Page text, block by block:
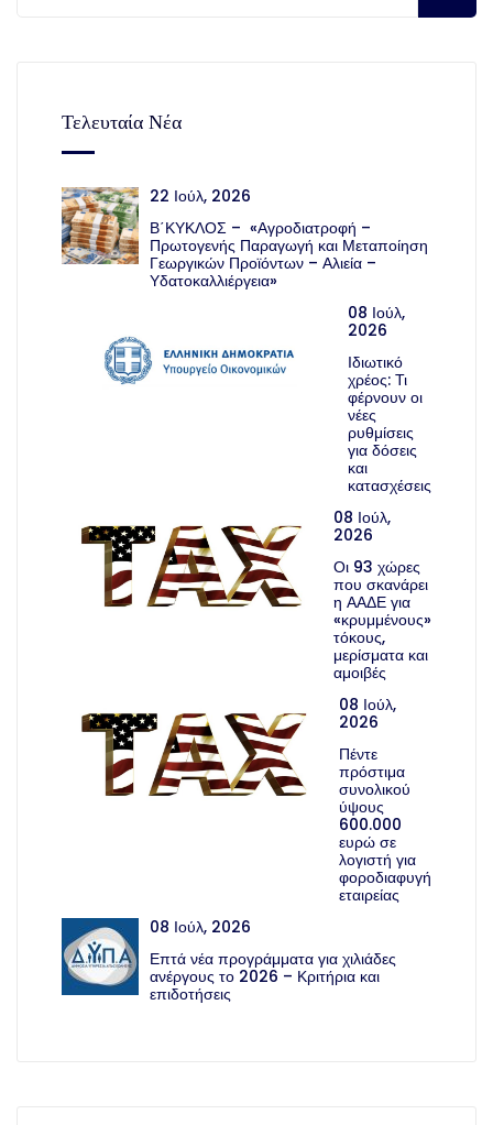
Τελευταία Νέα
22 Ιούλ, 2026
Β΄ΚΥΚΛΟΣ – «Αγροδιατροφή –
Πρωτογενής Παραγωγή και Μεταποίηση
Γεωργικών Προϊόντων – Αλιεία –
Υδατοκαλλιέργεια»
08 Ιούλ,
2026
Ιδιωτικό
χρέος: Τι
φέρνουν οι
νέες
ρυθμίσεις
για δόσεις
και
κατασχέσεις
08 Ιούλ,
2026
Οι 93 χώρες
που σκανάρει
η ΑΑΔΕ για
«κρυμμένους»
τόκους,
μερίσματα και
αμοιβές
08 Ιούλ,
2026
Πέντε
πρόστιμα
συνολικού
ύψους
600.000
ευρώ σε
λογιστή για
φοροδιαφυγή
εταιρείας
08 Ιούλ, 2026
Επτά νέα προγράμματα για χιλιάδες
ανέργους το 2026 – Κριτήρια και
επιδοτήσεις